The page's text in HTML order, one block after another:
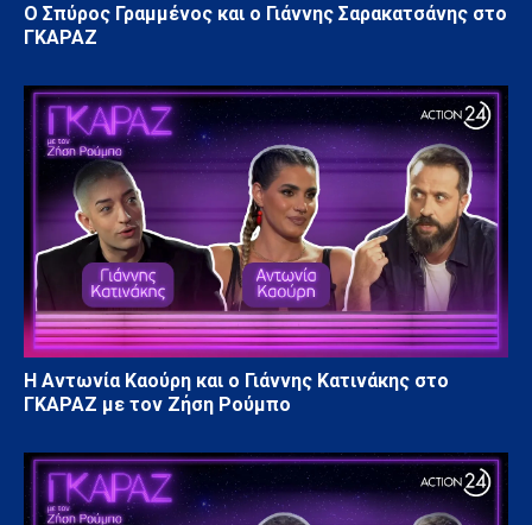
Ο Σπύρος Γραμμένος και ο Γιάννης Σαρακατσάνης στο
ΓΚΑΡΑΖ
Η Αντωνία Καούρη και ο Γιάννης Κατινάκης στο
ΓΚΑΡΑΖ με τον Ζήση Ρούμπο